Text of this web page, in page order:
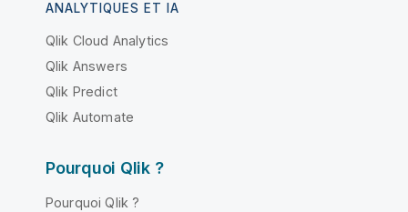
ANALYTIQUES ET IA
Qlik Cloud Analytics
Qlik Answers
Qlik Predict
Qlik Automate
Pourquoi Qlik ?
Pourquoi Qlik ?